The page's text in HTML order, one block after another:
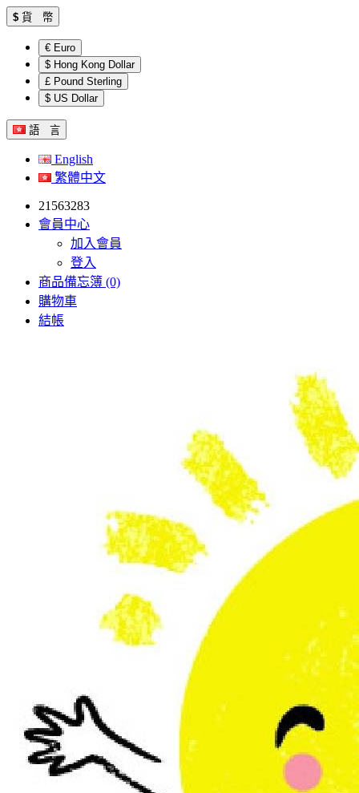
$ 貨 幣
€ Euro
$ Hong Kong Dollar
£ Pound Sterling
$ US Dollar
語 言
English
繁體中文
21563283
會員中心
加入會員
登入
商品備忘簿 (0)
購物車
結帳